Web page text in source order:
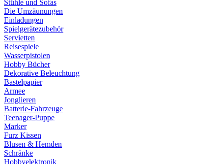
Stühle und Sofas
Die Umzäunungen
Einladungen
Spielgerätezubehör
Servietten
Reisespiele
Wasserpistolen
Hobby Bücher
Dekorative Beleuchtung
Bastelpapier
Armee
Jonglieren
Batterie-Fahrzeuge
Teenager-Puppe
Marker
Furz Kissen
Blusen & Hemden
Schränke
Hobbyelektronik